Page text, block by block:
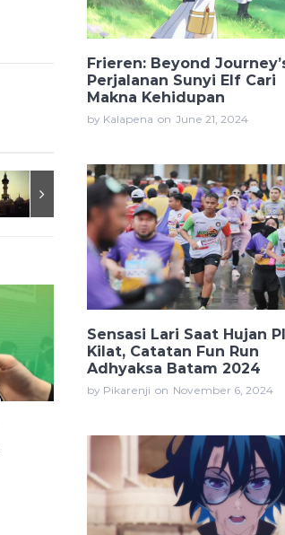
Frieren: Beyond
Perjalanan Sunyi Elf Cari
Makna Kehidupan
by Kalapena on June 21, 2024
Sensasi Lari Saat Hujan
Kilat, Catatan Fun Run
Adhyaksa Batam 2024
by Pikarenji on November 6, 2024